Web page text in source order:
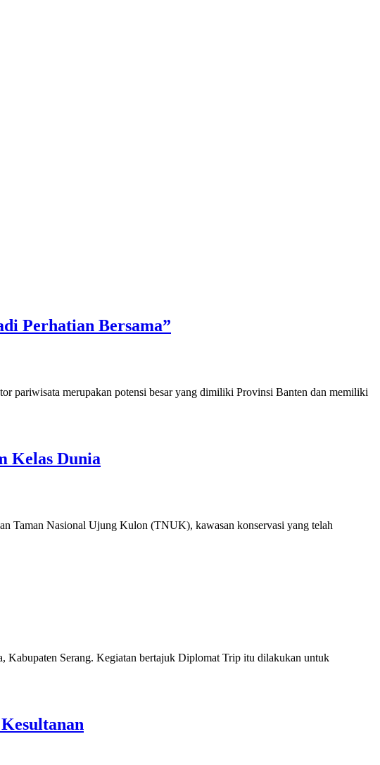
Perhatian Bersama”
pariwisata merupakan potensi besar yang dimiliki Provinsi Banten dan memiliki
Kelas Dunia
Taman Nasional Ujung Kulon (TNUK), kawasan konservasi yang telah
Serang. Kegiatan bertajuk Diplomat Trip itu dilakukan untuk